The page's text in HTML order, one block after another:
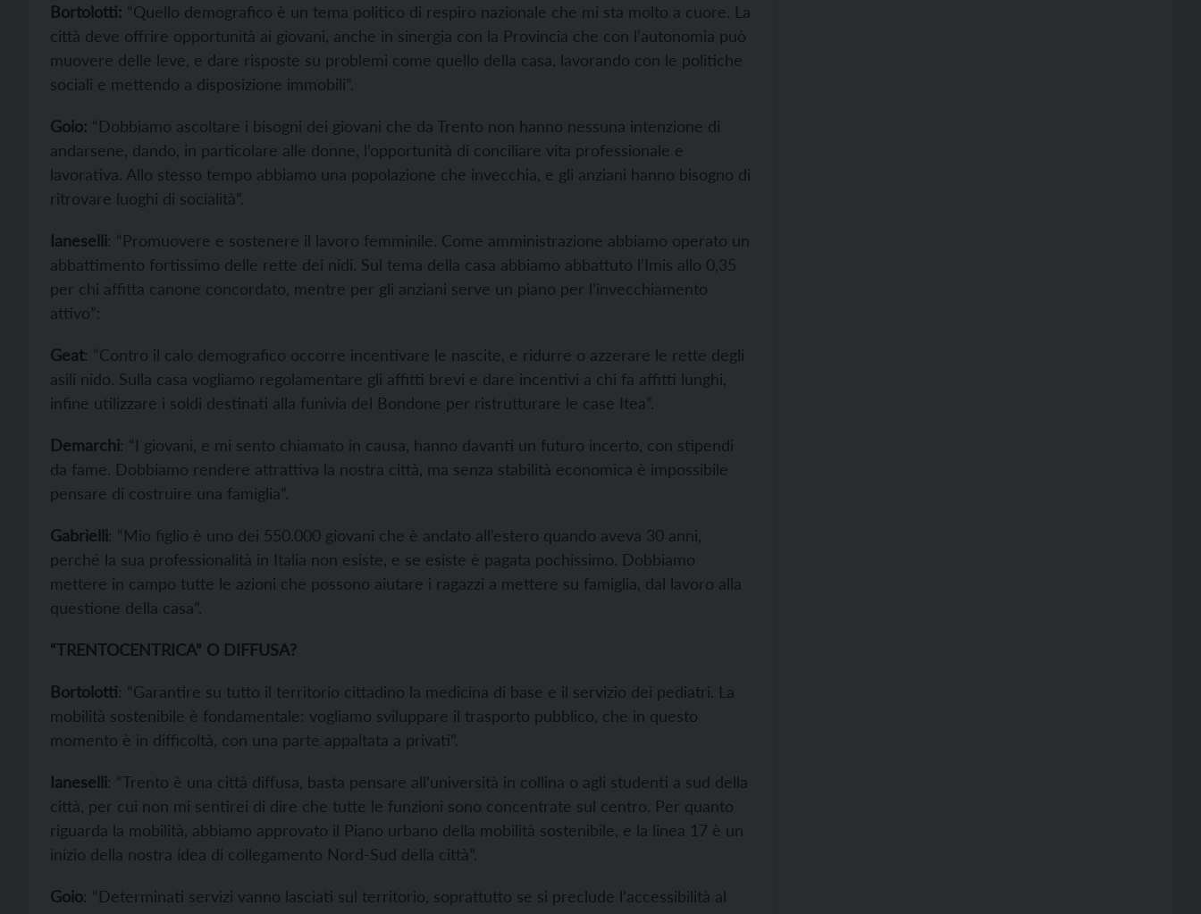
Bortolotti: “Quello demografico è un tema politico di respiro nazionale che mi sta molto a cuore. La
città deve offrire opportunità ai giovani, anche in sinergia con la Provincia che con l’autonomia può
muovere delle leve, e dare risposte su problemi come quello della casa, lavorando con le politiche
sociali e mettendo a disposizione immobili”.
Goio: “Dobbiamo ascoltare i bisogni dei giovani che da Trento non hanno nessuna intenzione di
andarsene, dando, in particolare alle donne, l’opportunità di conciliare vita professionale e
lavorativa. Allo stesso tempo abbiamo una popolazione che invecchia, e gli anziani hanno bisogno di
ritrovare luoghi di socialità”.
Ianeselli: “Promuovere e sostenere il lavoro femminile. Come amministrazione abbiamo operato un
abbattimento fortissimo delle rette dei nidi. Sul tema della casa abbiamo abbattuto l’Imis allo 0,35
per chi affitta canone concordato, mentre per gli anziani serve un piano per l’invecchiamento
attivo”:
Geat: “Contro il calo demografico occorre incentivare le nascite, e ridurre o azzerare le rette degli
asili nido. Sulla casa vogliamo regolamentare gli affitti brevi e dare incentivi a chi fa affitti lunghi,
infine utilizzare i soldi destinati alla funivia del Bondone per ristrutturare le case Itea”.
Demarchi: “I giovani, e mi sento chiamato in causa, hanno davanti un futuro incerto, con stipendi
da fame. Dobbiamo rendere attrattiva la nostra città, ma senza stabilità economica è impossibile
pensare di costruire una famiglia”.
Gabrielli: “Mio figlio è uno dei 550.000 giovani che è andato all’estero quando aveva 30 anni,
perché la sua professionalità in Italia non esiste, e se esiste è pagata pochissimo. Dobbiamo
mettere in campo tutte le azioni che possono aiutare i ragazzi a mettere su famiglia, dal lavoro alla
questione della casa”.
“TRENTOCENTRICA” O DIFFUSA?
Bortolotti: “Garantire su tutto il territorio cittadino la medicina di base e il servizio dei pediatri. La
mobilità sostenibile è fondamentale: vogliamo sviluppare il trasporto pubblico, che in questo
momento è in difficoltà, con una parte appaltata a privati”.
Ianeselli: “Trento è una città diffusa, basta pensare all’università in collina o agli studenti a sud della
città, per cui non mi sentirei di dire che tutte le funzioni sono concentrate sul centro. Per quanto
riguarda la mobilità, abbiamo approvato il Piano urbano della mobilità sostenibile, e la linea 17 è un
inizio della nostra idea di collegamento Nord-Sud della città”.
Goio: “Determinati servizi vanno lasciati sul territorio, soprattutto se si preclude l’accessibilità al